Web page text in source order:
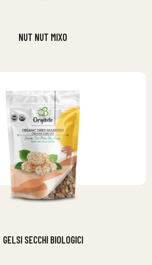
NUT NUT MIXO
GELSI SECCHI BIOLOGICI